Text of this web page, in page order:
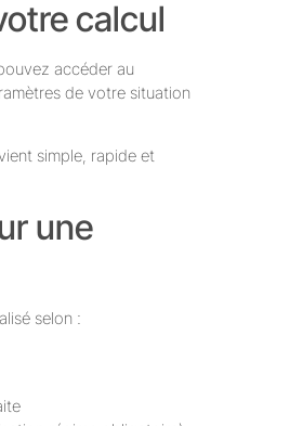
calcul
accéder au
de votre situation
simple, rapide et
une
selon :